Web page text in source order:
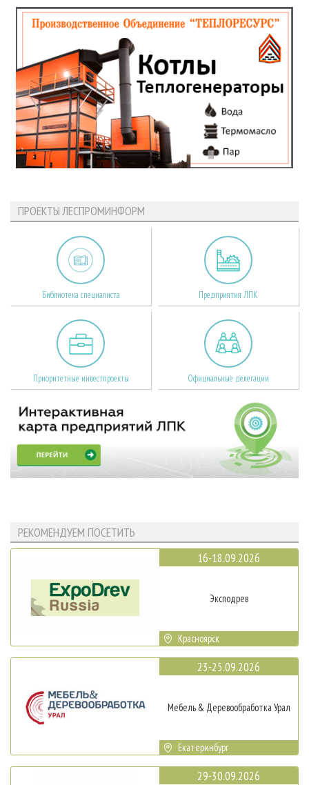
ПРОЕКТЫ ЛЕСПРОМИНФОРМ
Библиотека специалиста Предприятия ЛПК
Приоритетные инвестпроекты Официальные делегации
РЕКОМЕНДУЕМ ПОСЕТИТЬ
16-18.09.2026
Эксподрев
Красноярск
23-25.09.2026
Мебель & Деревообработка Урал
Екатеринбург
29-30.09.2026